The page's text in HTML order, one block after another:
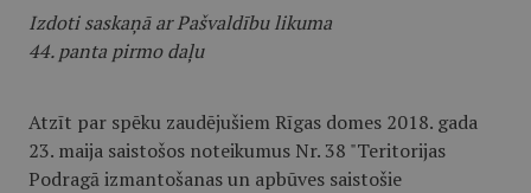
Izdoti saskaņā ar Pašvaldību likuma
44. panta pirmo daļu
Atzīt par spēku zaudējušiem Rīgas domes 2018. gada
23. maija saistošos noteikumus Nr. 38 "Teritorijas
Podragā izmantošanas un apbūves saistošie